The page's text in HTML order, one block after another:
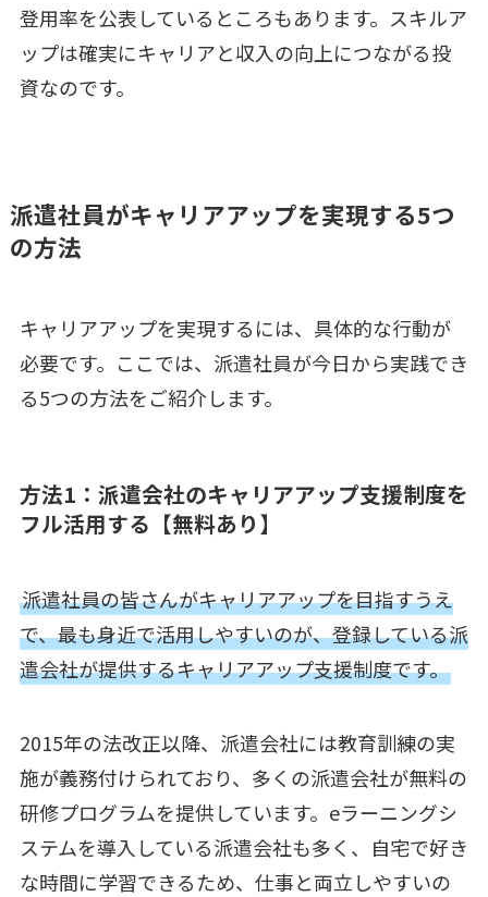
登用率を公表しているところもあります。スキルア
ップは確実にキャリアと収入の向上につながる投
資なのです。
派遣社員がキャリアアップを実現する5つ
の方法
キャリアアップを実現するには、具体的な行動が
必要です。ここでは、派遣社員が今日から実践でき
る5つの方法をご紹介します。
方法1：派遣会社のキャリアアップ支援制度を
フル活用する【無料あり】
派遣社員の皆さんがキャリアアップを目指すうえ
で、最も身近で活用しやすいのが、登録している派
遣会社が提供するキャリアアップ支援制度です。
2015年の法改正以降、派遣会社には教育訓練の実
施が義務付けられており、多くの派遣会社が無料の
研修プログラムを提供しています。eラーニングシ
ステムを導入している派遣会社も多く、自宅で好き
な時間に学習できるため、仕事と両立しやすいの